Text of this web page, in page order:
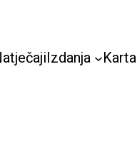
Izdanja Karta